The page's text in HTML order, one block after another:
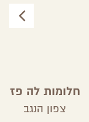
חלומות לה פז
צפון הנגב